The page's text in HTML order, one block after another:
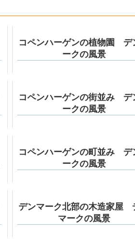
コペンハーゲンの植物園 デ
ークの風景
コペンハーゲンの街並み デ
ークの風景
コペンハーゲンの町並み デ
ークの風景
デンマーク北部の木造家屋
マークの風景